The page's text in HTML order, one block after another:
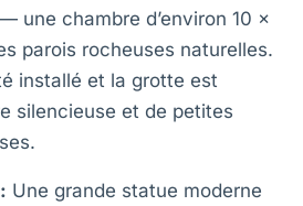
une chambre d’environ 10 x
parois rocheuses naturelles.
installé et la grotte est
silencieuse et de petites
Une grande statue moderne